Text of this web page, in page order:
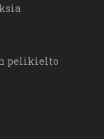
pelikielto